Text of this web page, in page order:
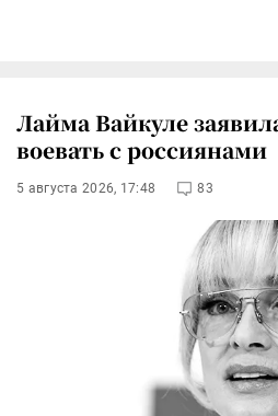
Лайма Вайкуле
воевать с россиянами
5 августа 2026, 17:48 83